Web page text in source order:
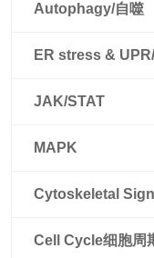
Autophagy/自噬
ER stress &
JAK/STAT
MAPK
Cytoskeletal
Cell Cycle细胞周